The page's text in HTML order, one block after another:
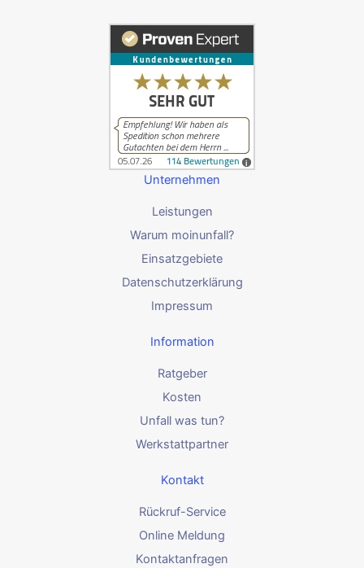
Unternehmen
Leistungen
Warum moinunfall?
Einsatzgebiete
Datenschutzerklärung
Impressum
Information
Ratgeber
Kosten
Unfall was tun?
Werkstattpartner
Kontakt
Rückruf-Service
Online Meldung
Kontaktanfragen